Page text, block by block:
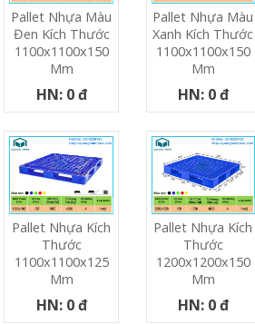
Pallet Nhựa Màu
Đen Kích Thước
1100x1100x150
Mm
HN: 0 đ
Pallet Nhựa Màu
Xanh Kích Thước
1100x1100x150
Mm
HN: 0 đ
Pallet Nhựa Kích
Thước
1100x1100x125
Mm
HN: 0 đ
Pallet Nhựa Kích
Thước
1200x1200x150
Mm
HN: 0 đ